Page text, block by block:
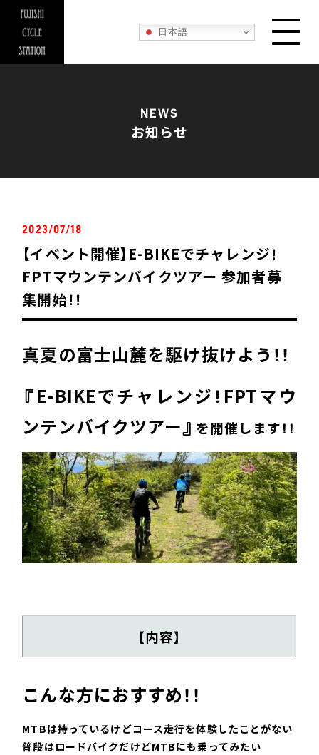
NEWS
お知らせ
2023/07/18
【イベント開催】E-BIKEでチャレンジ！
FPTマウンテンバイクツアー 参加者募
集開始！！
真夏の富士山麓を駆け抜けよう！！
『E-BIKEでチャレンジ！FPTマウ
ンテンバイクツアー』 を開催します！！
【内容】
こんな方におすすめ！！
MTBは持っているけどコース走行を体験したことがない
普段はロードバイクだけどMTBにも乗ってみたい
日本語